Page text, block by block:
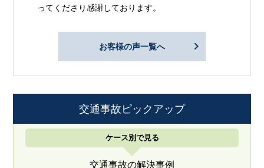
ってくださり感謝しております。
お客様の声一覧へ
交通事故ピックアップ
ケース別で見る
交通事故の解決事例